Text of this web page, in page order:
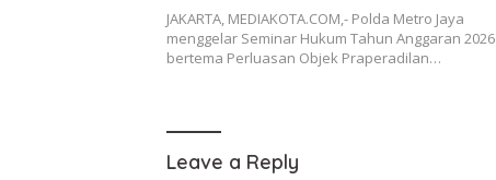
JAKARTA, MEDIAKOTA.COM,- Polda Metro Jaya
menggelar Seminar Hukum Tahun Anggaran 2026
bertema Perluasan Objek Praperadilan…
Leave a Reply